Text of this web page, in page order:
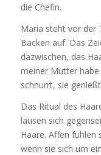
die Chefin.
Maria steht vor der
Backen auf. Das
dazwischen, das
meiner Mutter
schnurrt, sie
Das Ritual des
lausen sich
Haare. Affen fühlen
wenn sie sich um